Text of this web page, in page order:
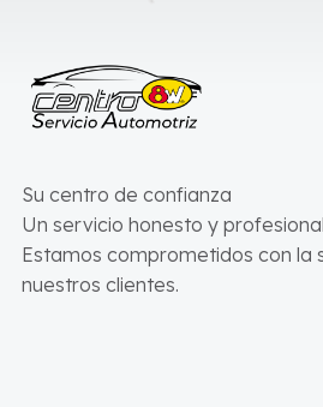
Su centro de confianza
Un servicio honesto y profesional
Estamos comprometidos con la
nuestros clientes.